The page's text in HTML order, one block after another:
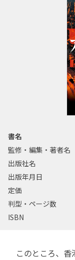
書名
監修・編集・著者名
出版社名
出版年月日
定価
判型・ページ数
ISBN
このところ、香